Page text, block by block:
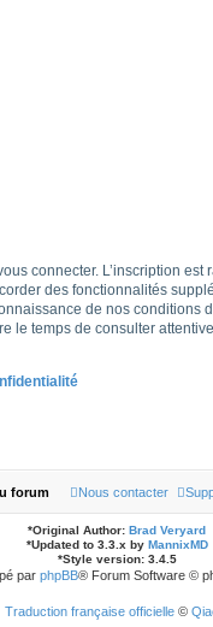
connecter. L’inscription
des fonctionnalités
de nos conditions
le temps de consulter
forum Nous contacter
*Original Author: Brad Veryard
*Updated to 3.3.x by MannixMD
*Style version: 3.4.5
par phpBB® Forum Software ©
Traduction française officielle©